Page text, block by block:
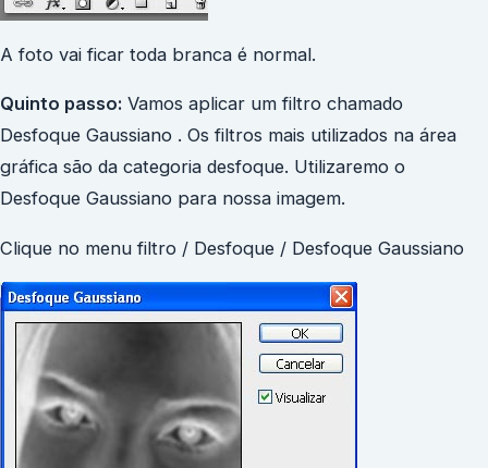
A foto vai ficar toda branca é normal.
Quinto passo: Vamos aplicar um filtro chamado
Desfoque Gaussiano . Os filtros mais utilizados na área
gráfica são da categoria desfoque. Utilizaremo o
Desfoque Gaussiano para nossa imagem.
Clique no menu filtro / Desfoque / Desfoque Gaussiano